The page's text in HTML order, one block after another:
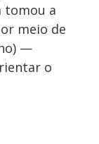
tomou a
meio de
—
o